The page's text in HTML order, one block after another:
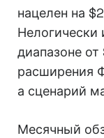
нацелен на
Нелогически
диапазоне
расширения
а сценарий
Месячный